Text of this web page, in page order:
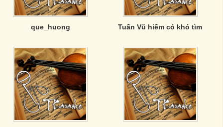
que_huong Tuấn Vũ hiếm có khó tìm